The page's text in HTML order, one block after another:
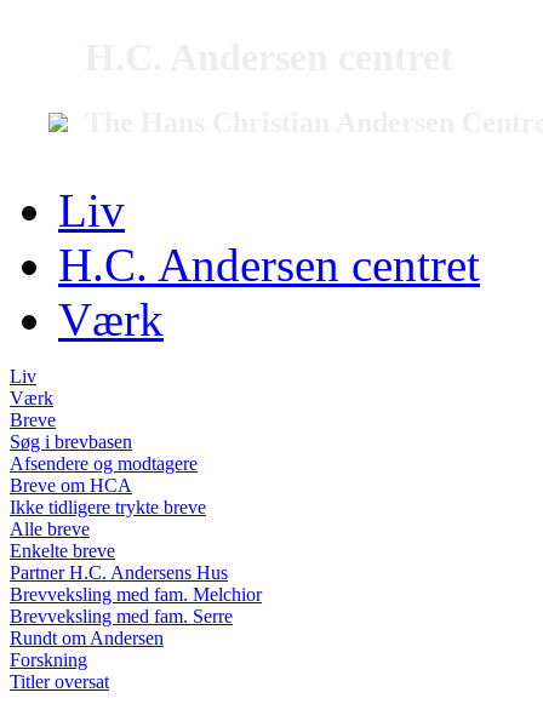
Liv
H.C. Andersen centret
Værk
Liv
Værk
Breve
Søg i brevbasen
Afsendere og modtagere
Breve om HCA
Ikke tidligere trykte breve
Alle breve
Enkelte breve
Partner H.C. Andersens Hus
Brevveksling med fam. Melchior
Brevveksling med fam. Serre
Rundt om Andersen
Forskning
Titler oversat